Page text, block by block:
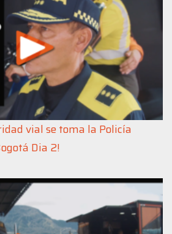
vial se toma la Policía
Dia 2!